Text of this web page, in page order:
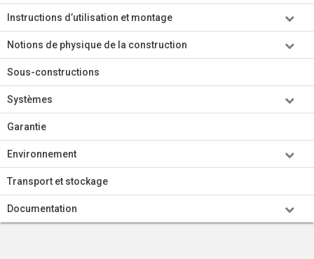
Instructions d’utilisation et montage
Notions de physique de la construction
Sous-constructions
Systèmes
Garantie
Environnement
Transport et stockage
Documentation